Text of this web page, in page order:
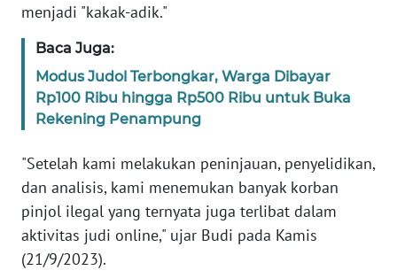
menjadi "kakak-adik."
Baca Juga:
Modus Judol Terbongkar, Warga Dibayar
Rp100 Ribu hingga Rp500 Ribu untuk Buka
Rekening Penampung
"Setelah kami melakukan peninjauan, penyelidikan,
dan analisis, kami menemukan banyak korban
pinjol ilegal yang ternyata juga terlibat dalam
aktivitas judi online," ujar Budi pada Kamis
(21/9/2023).
TENTANG
PEDOMAN
MEDIA
SIBER
REDAKSI
KARIR
DISCLAIMER